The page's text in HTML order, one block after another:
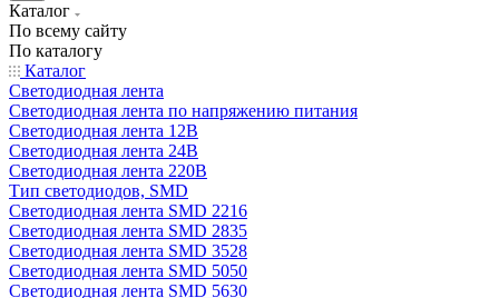
Каталог
По всему сайту
По каталогу
Каталог
Светодиодная лента
Светодиодная лента по напряжению питания
Светодиодная лента 12В
Светодиодная лента 24В
Светодиодная лента 220В
Тип светодиодов, SMD
Cветодиодная лента SMD 2216
Светодиодная лента SMD 2835
Светодиодная лента SMD 3528
Светодиодная лента SMD 5050
Светодиодная лента SMD 5630